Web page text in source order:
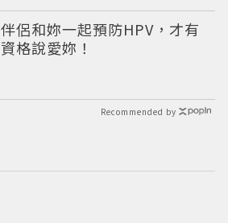
伴侶和妳一起預防HPV，才有
資格說愛妳！
Recommended by